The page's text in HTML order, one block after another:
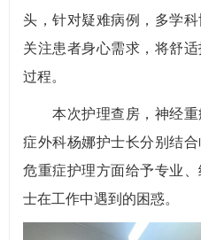
头，针对疑难病例，多学
关注患者身心需求，将舒
过程。
本次护理查房，神经重
症外科杨娜护士长分别结合
危重症护理方面给予专业
士在工作中遇到的困惑。